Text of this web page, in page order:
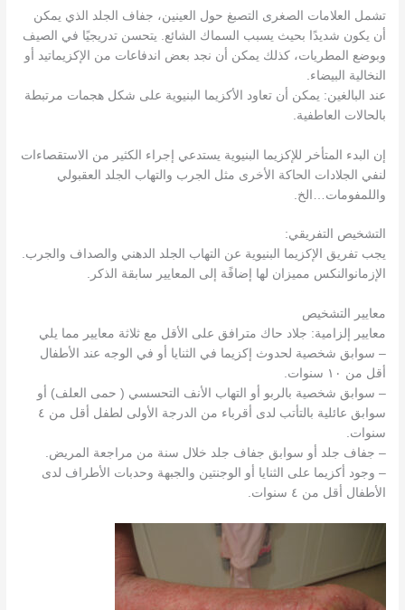
تشمل العلامات الصغرى التصبغ حول العينين، جفاف الجلد الذي يمكن
أن يكون شديدًا بحيث يسبب السماك الشائع. يتحسن تدريجيًا في الصيف
وبوضع المطريات، كذلك يمكن أن نجد بعض اندفاعات من الإكزيماتيد أو
النخالية البيضاء.
عند البالغين: يمكن أن تعاود الأكزيما البنيوية على شكل هجمات مرتبطة
بالحالات العاطفية.
إن البدء المتأخر للإكزيما البنيوية يستدعي إجراء الكثير من الاستقصاءات
لنفي الجلادات الحاكة الأخرى مثل الجرب والتهاب الجلد العقبولي
واللمفومات…الخ.
التشخيص التفريقي:
يجب تفريق الإكزيما البنيوية عن التهاب الجلد الدهني والصداف والجرب.
الإزمانوالنكس مميزان لها إضافًة إلى المعايير سابقة الذكر.
معايير التشخيص
معايير إلزامية: جلاد حاك مترافق على الأقل مع ثلاثة معايير مما يلي
– سوابق شخصية لحدوث إكزيما في الثنايا أو في الوجه عند الأطفال
أقل من ١٠ سنوات.
– سوابق شخصية بالربو أو التهاب الأنف التحسسي ( حمى العلف) أو
سوابق عائلية بالتأتب لدى أقرباء من الدرجة الأولى لطفل أقل من ٤
سنوات.
– جفاف جلد أو سوابق جفاف جلد خلال سنة من مراجعة المريض.
– وجود أكزيما على الثنايا أو الوجنتين والجبهة وحدبات الأطراف لدى
الأطفال أقل من ٤ سنوات.